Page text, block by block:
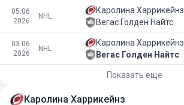
05.06.
2026
NHL
Каролина Харрикейнз
Вегас Голден Найтс
03.06.
2026
NHL
Каролина Харрикейнз
Вегас Голден Найтс
Показать еще
Каролина Харрикейнз